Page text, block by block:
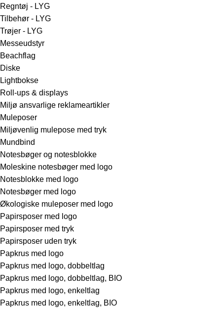
Regntøj - LYG
Tilbehør - LYG
Trøjer - LYG
Messeudstyr
Beachflag
Diske
Lightbokse
Roll-ups & displays
Miljø ansvarlige reklameartikler
Muleposer
Miljøvenlig mulepose med tryk
Mundbind
Notesbøger og notesblokke
Moleskine notesbøger med logo
Notesblokke med logo
Notesbøger med logo
Økologiske muleposer med logo
Papirsposer med logo
Papirsposer med tryk
Papirsposer uden tryk
Papkrus med logo
Papkrus med logo, dobbeltlag
Papkrus med logo, dobbeltlag, BIO
Papkrus med logo, enkeltlag
Papkrus med logo, enkeltlag, BIO